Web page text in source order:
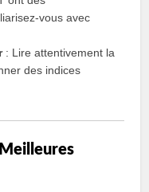
vous avec
: Lire attentivement la
des indices